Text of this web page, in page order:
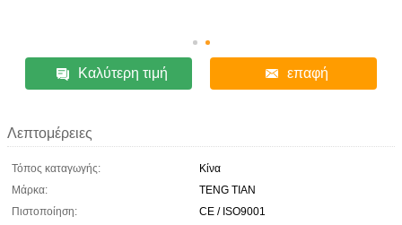
Καλύτερη τιμή επαφή
Λεπτομέρειες
Τόπος καταγωγής:
Κίνα
Μάρκα:
TENG TIAN
Πιστοποίηση:
CE / ISO9001